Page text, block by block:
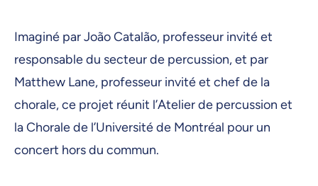
Imaginé par João Catalão, professeur invité et
responsable du secteur de percussion, et par
Matthew Lane, professeur invité et chef de la
chorale, ce projet réunit l’Atelier de percussion et
la Chorale de l’Université de Montréal pour un
concert hors du commun.